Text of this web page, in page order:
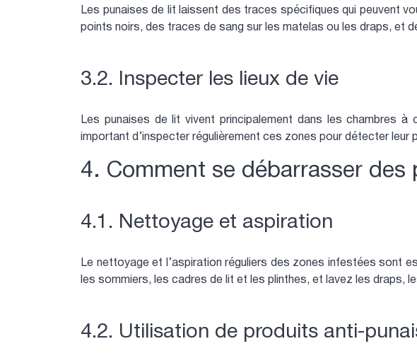
Les punaises de lit laissent des traces spécifiques qui peuvent
points noirs, des traces de sang sur les matelas ou les draps, et
3.2. Inspecter les lieux de vie
Les punaises de lit vivent principalement dans les chambres
important d’inspecter régulièrement ces zones pour détecter
4. Comment se débarrasser des
4.1. Nettoyage et aspiration
Le nettoyage et l’aspiration réguliers des zones infestées sont
les sommiers, les cadres de lit et les plinthes, et lavez les draps,
4.2. Utilisation de produits anti-